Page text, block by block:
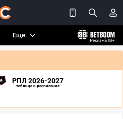
Еще
РПЛ 2026-2027
таблица и расписание